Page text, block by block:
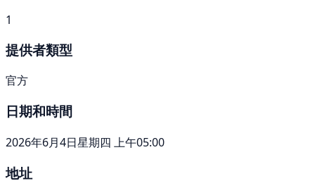
1
提供者類型
官方
日期和時間
2026年6月4日星期四 上午05:00
地址